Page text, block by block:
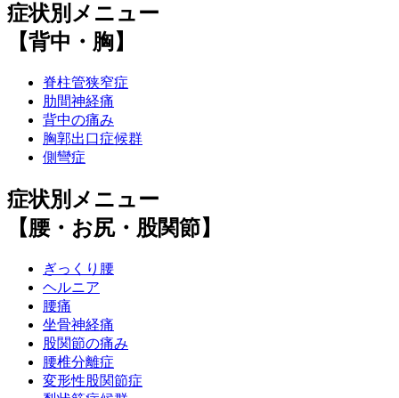
症状別メニュー
【背中・胸】
脊柱管狭窄症
肋間神経痛
背中の痛み
胸郭出口症候群
側彎症
症状別メニュー
【腰・お尻・股関節】
ぎっくり腰
ヘルニア
腰痛
坐骨神経痛
股関節の痛み
腰椎分離症
変形性股関節症